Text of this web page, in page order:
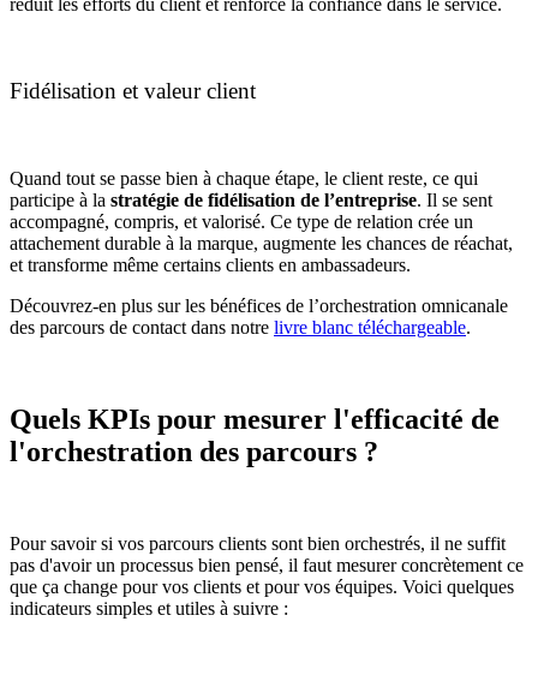
Fidélisation et valeur client
Quand tout se passe bien à chaque étape, le client reste, ce qui
participe à la stratégie de fidélisation de l’entreprise. Il se sent
accompagné, compris, et valorisé. Ce type de relation crée un
attachement durable à la marque, augmente les chances de réachat,
et transforme même certains clients en ambassadeurs.
Découvrez-en plus sur les bénéfices de l’orchestration omnicanale
des parcours de contact dans notre livre blanc téléchargeable.
Quels KPIs pour mesurer l'efficacité de
l'orchestration des parcours ?
Pour savoir si vos parcours clients sont bien orchestrés, il ne suffit
pas d'avoir un processus bien pensé, il faut mesurer concrètement ce
que ça change pour vos clients et pour vos équipes. Voici quelques
indicateurs simples et utiles à suivre :